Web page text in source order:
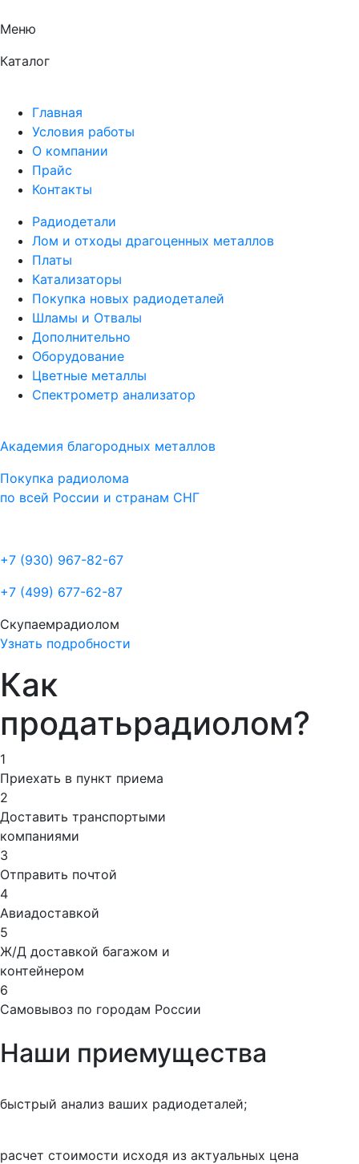
Меню
Каталог
Главная
Условия работы
О компании
Прайс
Контакты
Радиодетали
Лом и отходы драгоценных металлов
Платы
Катализаторы
Покупка новых радиодеталей
Шламы и Отвалы
Дополнительно
Оборудование
Цветные металлы
Спектрометр анализатор
Академия благородных металлов
Покупка радиолома
по всей России и странам СНГ
+7 (930) 967-82-67
+7 (499) 677-62-87
Скупаемрадиолом
Узнать подробности
Как
продатьрадиолом?
1
Приехать в пункт приема
2
Доставить транспортыми
компаниями
3
Отправить почтой
4
Авиадоставкой
5
Ж/Д доставкой багажом и
контейнером
6
Самовывоз по городам России
Наши приемущества
быстрый анализ ваших радиодеталей;
расчет стоимости исходя из актуальных цена